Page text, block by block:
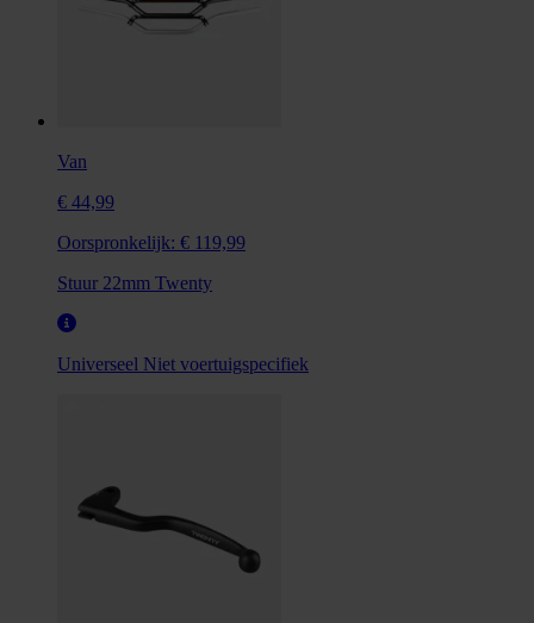
Van
€ 44,99
Oorspronkelijk: € 119,99
Stuur 22mm Twenty
Universeel Niet voertuigspecifiek